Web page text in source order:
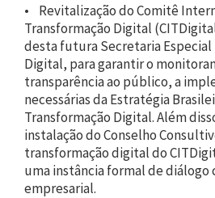
• Revitalização do Comitê
Transformação Digital
desta futura Secretaria Especial
Digital, para garantir o
transparência ao público, a
necessárias da Estratégia
Transformação Digital. Além
instalação do Conselho
transformação digital do
uma instância formal de diálogo
empresarial.